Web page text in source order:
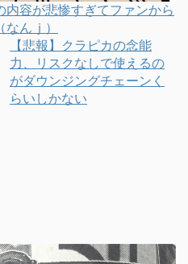
内容が悲惨すぎてファンから
んｊ）
【悲報】クラピカの念能
力、リスクなしで使えるの
がダウンジングチェーンく
らいしかない